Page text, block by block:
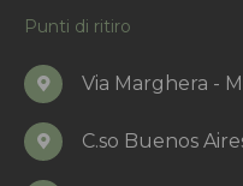
Punti di ritiro
Via Marghera -
C.so Buenos